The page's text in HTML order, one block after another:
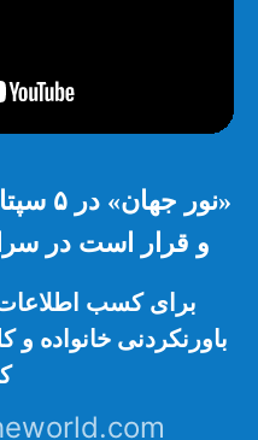
«نور
و قرار است در
برای کسب اطلاعات
باورنکردنی خانواده